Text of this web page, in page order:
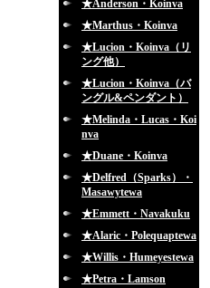
★Anderson・Koinva
★Marthus・Koinva
★Lucion・Koinva（リ
ング他）
★Lucion・Koinva（バ
ングル&ペンダント）
★Melinda・Lucas・Koi
nva
★Duane・Koinva
★Delfred（Sparks）・
Masawytewa
★Emmett・Navakuku
★Alaric・Polequaptewa
★Willis・Humeyestewa
★Petra・Lamson